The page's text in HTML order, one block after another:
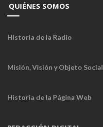
QUIÉNES SOMOS
Historia de la Radio
Misión, Visión y Objeto Social
Historia de la Página Web